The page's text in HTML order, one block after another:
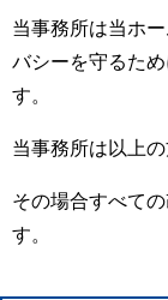
当事務所は当ホ
バシーを守るた
す。
当事務所は以上
その場合すべて
す。